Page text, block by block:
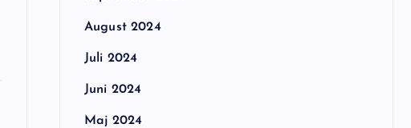
August 2024
Juli 2024
Juni 2024
Maj 2024